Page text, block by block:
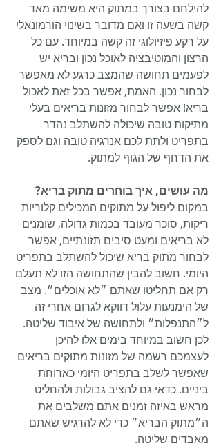
להילחם בצורך במתוק היא משימה מאד
קשה בשעה זו ואם מדובר בשינוי הורמונאלי
על רקע פיזיולוגי זה קשה במיוחד. עם כל
הרצון והמוטיבציה לאוכל נכון ובריא יש
לפעמים תחושה שהמצב כרגע לא מאפשר
לבחור נכון. האמת, אפשר בכל זאת לאכול
בריא! אפשר לבחור מזונות בריאים בעלי
מתיקות טובה שיכולה להשתלב נהדר
בתפריט ולתת לכם אנרגיה טובה וגם לספק
את הדחף של הגוף למתוק.
מה עושים, איך בוחרים מתוק בריא?
במקום ליפול על מתוקים המכילים קלוריות
ריקות, סוכר מעובד בכמות גדולה, שומנים
לא בריאים ומעט סיבים תזונתיים, אפשר
לבחור מתוק בריא שיכול להשתלב בתפריט
היומי. חשוב להבין שהתחושה הזו לא תעלם
רק אם תחליטו שאתם ״לא אוכלים״. מצב
של הימנעות עלול דווקא לגרום אחרי זה
ל״התנפלות״ ולתחושה של איבוד שליטה.
לכן חשוב במיוחד בימים אלו להיכן
לעצמכם רשמה של מזונות מתוקים בריאים
שאפשר לשלב בתפריט היומי כארוחת
ביניים. כדאי גם להציב גבולות ולהחליט
מראש באיזה זמנים אתם משלבים את
ה״מתוק הבריא״ כדי לא להרגיש שאתם
מאבדים שליטה.